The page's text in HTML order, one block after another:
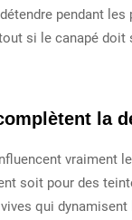
pendant
si le canapé
la
vraiment
soit pour des
qui